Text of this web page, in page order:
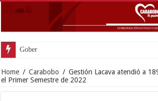
Gobernador Lacava y Al
Home / Carabobo / Gestión Lacava atendió a
el Primer Semestre de 2022